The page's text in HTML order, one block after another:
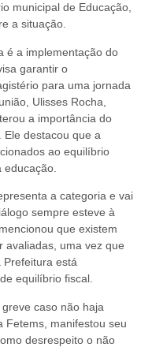
municipal de Educação,
a situação.
é a implementação do
garantir o
para uma jornada
Ulisses Rocha,
a importância do
destacou que a
ao equilíbrio
a categoria e vai
sempre esteve à
que existem
avaliadas, uma vez que
está
equilíbrio fiscal.
caso não haja
Fetems, manifestou seu
desrespeito o não